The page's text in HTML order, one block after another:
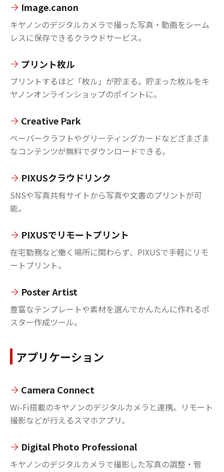
Image.canon
キヤノンのデジタルカメラで撮った写真・動画をシーム
レスに保存できるクラウドサービス。
プリント枚ル
プリントするほど「枚ル」が貯まる。貯まった枚ルをキ
ヤノンオンラインショップのポイントに。
Creative Park
ペーパークラフトやグリーティングカードなどざまざま
なコンテンツが無料でダウンロードできる。
PIXUSクラウドリンク
SNSや写真共有サイトから写真や文書のプリントが可
能。
PIXUSでリモートプリント
在宅勤務など働く場所に関わらず、PIXUSで手軽にリモ
ートプリント。
Poster Artist
豊富なテンプレートや素材を選んでかんたんに作れるポ
スター作成ツール。
アプリケーション
Camera Connect
Wi-Fi搭載のキヤノンのデジタルカメラと連携。リモート
撮影などが行えるスマホアプリ。
Digital Photo Professional
キヤノンのデジタルカメラで撮影した写真の調整・管